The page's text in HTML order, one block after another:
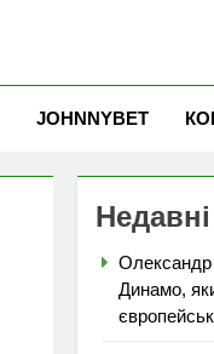
JOHNNYBET
Олександр
Динамо,